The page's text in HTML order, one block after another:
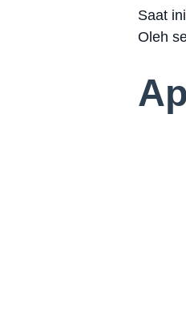
Saat
Oleh